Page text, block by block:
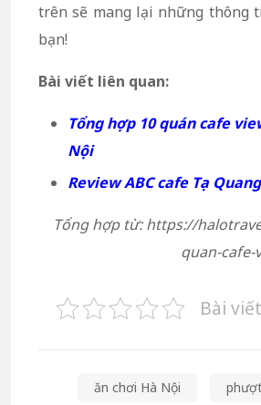
trên sẽ mang lại những thông
bạn!
Bài viết liên quan:
Tổng hợp 10 quán cafe
Nội
Review ABC cafe Tạ
Tổng hợp từ: https://
quan-cafe-
Bài
ăn chơi Hà Nội